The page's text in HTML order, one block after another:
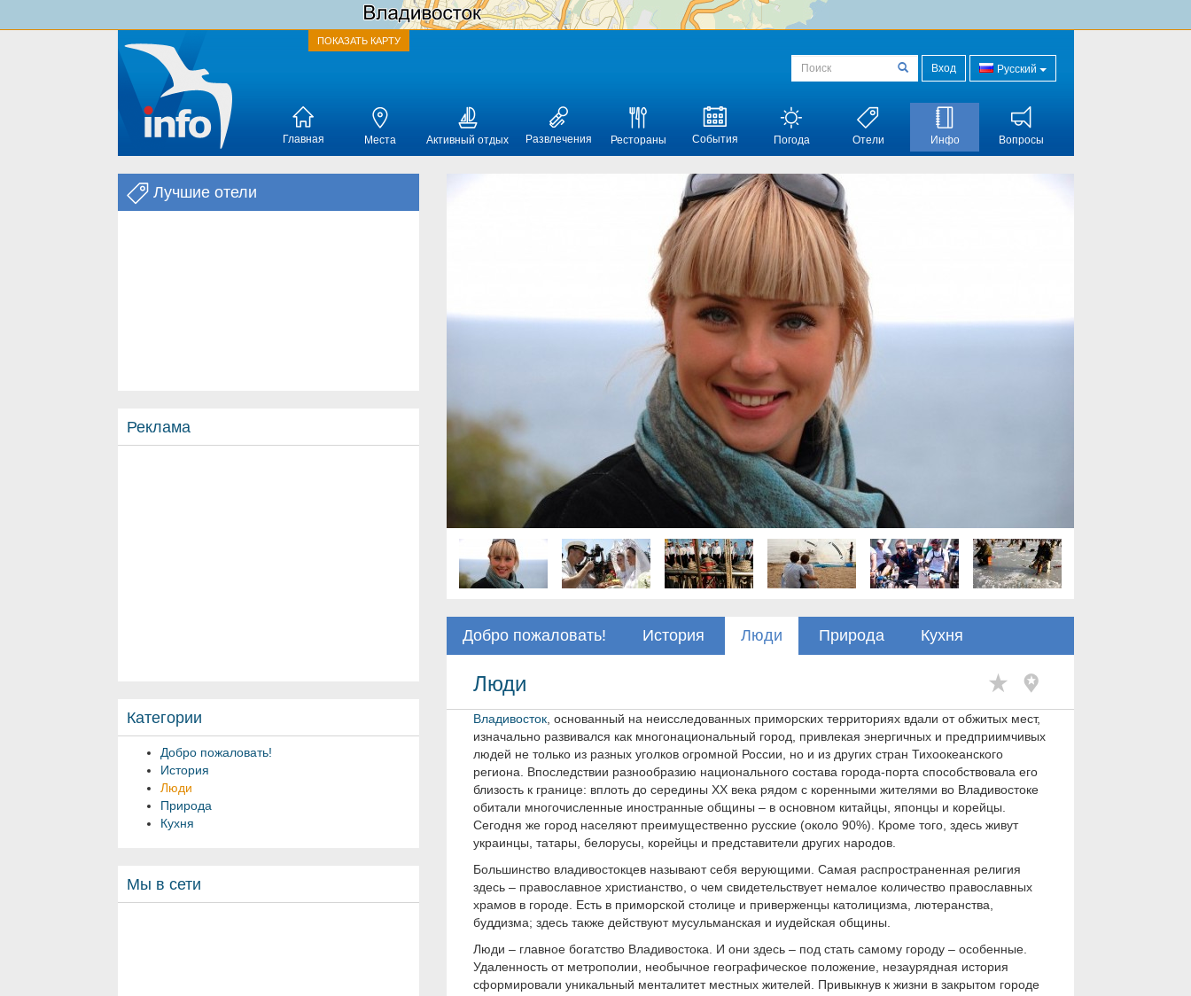
ПОКАЗАТЬ КАРТУ
Вход Русский
Главная Места Активный отдых Развлечения Рестораны События Погода Отели Инфо Вопросы
Лучшие отели
Реклама
Категории
Добро пожаловать!
История
Люди
Природа
Кухня
Мы в сети
Добро пожаловать! История Люди Природа Кухня
Люди
Владивосток, основанный на неисследованных приморских территориях вдали от обжитых мест,
изначально развивался как многонациональный город, привлекая энергичных и предприимчивых
людей не только из разных уголков огромной России, но и из других стран Тихоокеанского
региона. Впоследствии разнообразию национального состава города-порта способствовала его
близость к границе: вплоть до середины ХХ века рядом с коренными жителями во Владивостоке
обитали многочисленные иностранные общины – в основном китайцы, японцы и корейцы.
Сегодня же город населяют преимущественно русские (около 90%). Кроме того, здесь живут
украинцы, татары, белорусы, корейцы и представители других народов.
Большинство владивостокцев называют себя верующими. Самая распространенная религия
здесь – православное христианство, о чем свидетельствует немалое количество православных
храмов в городе. Есть в приморской столице и приверженцы католицизма, лютеранства,
буддизма; здесь также действуют мусульманская и иудейская общины.
Люди – главное богатство Владивостока. И они здесь – под стать самому городу – особенные.
Удаленность от метрополии, необычное географическое положение, незаурядная история
сформировали уникальный менталитет местных жителей. Привыкнув к жизни в закрытом городе